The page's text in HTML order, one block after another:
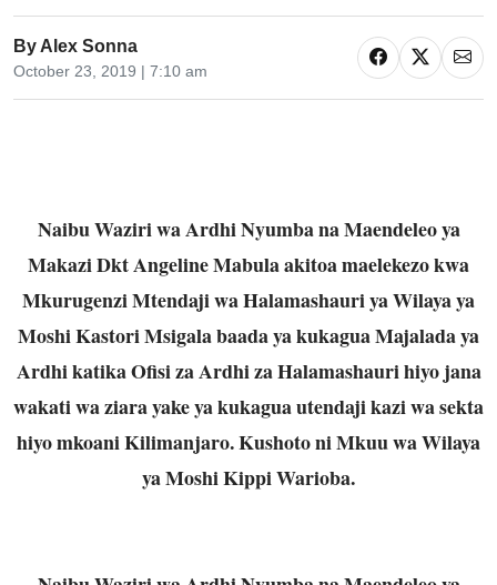
By Alex Sonna
October 23, 2019 | 7:10 am
Naibu Waziri wa Ardhi Nyumba na Maendeleo ya
Makazi Dkt Angeline Mabula akitoa maelekezo kwa
Mkurugenzi Mtendaji wa Halamashauri ya Wilaya ya
Moshi Kastori Msigala baada ya kukagua Majalada ya
Ardhi katika Ofisi za Ardhi za Halamashauri hiyo jana
wakati wa ziara yake ya kukagua utendaji kazi wa sekta
hiyo mkoani Kilimanjaro. Kushoto ni Mkuu wa Wilaya
ya Moshi Kippi Warioba.